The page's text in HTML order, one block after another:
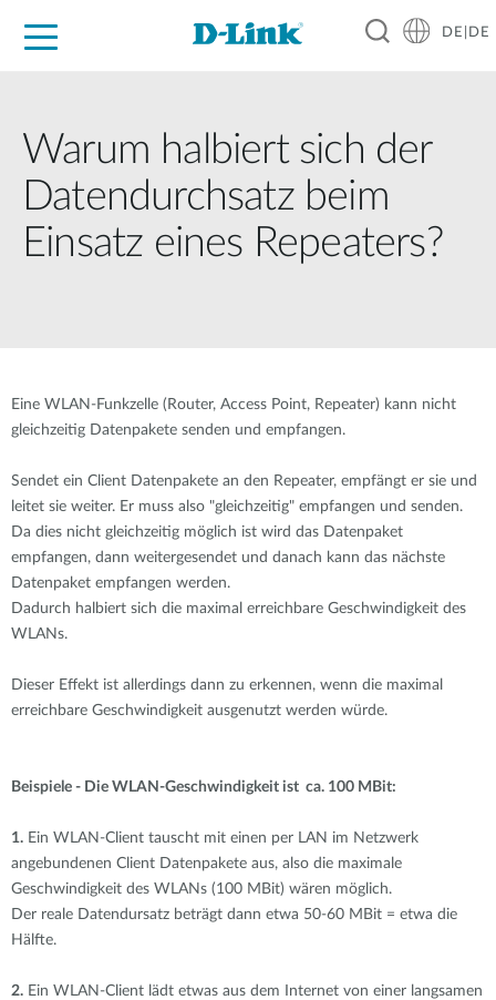
DE|DE
Warum halbiert sich der
Datendurchsatz beim
Einsatz eines Repeaters?
Eine WLAN-Funkzelle (Router, Access Point, Repeater) kann nicht
gleichzeitig Datenpakete senden und empfangen.
Sendet ein Client Datenpakete an den Repeater, empfängt er sie und
leitet sie weiter. Er muss also "gleichzeitig" empfangen und senden.
Da dies nicht gleichzeitig möglich ist wird das Datenpaket
empfangen, dann weitergesendet und danach kann das nächste
Datenpaket empfangen werden.
Dadurch halbiert sich die maximal erreichbare Geschwindigkeit des
WLANs.
Dieser Effekt ist allerdings dann zu erkennen, wenn die maximal
erreichbare Geschwindigkeit ausgenutzt werden würde.
Beispiele - Die WLAN-Geschwindigkeit ist ca. 100 MBit:
1. Ein WLAN-Client tauscht mit einen per LAN im Netzwerk
angebundenen Client Datenpakete aus, also die maximale
Geschwindigkeit des WLANs (100 MBit) wären möglich.
Der reale Datendursatz beträgt dann etwa 50-60 MBit = etwa die
Hälfte.
2. Ein WLAN-Client lädt etwas aus dem Internet von einer langsamen